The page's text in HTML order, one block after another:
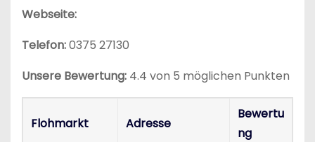
Webseite:
Telefon:0375 27130
Unsere Bewertung: 4.4 von 5 möglichen Punkten
Flohmarkt Adresse
Bewertu
ng